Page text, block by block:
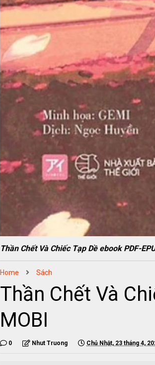
Thần Chết Và Chiếc Tạp Dề ebook PDF-
Home Sách
Thần Chết Và
MOBI
0 Nhut Truong Chủ Nhật, 23 tháng 4,